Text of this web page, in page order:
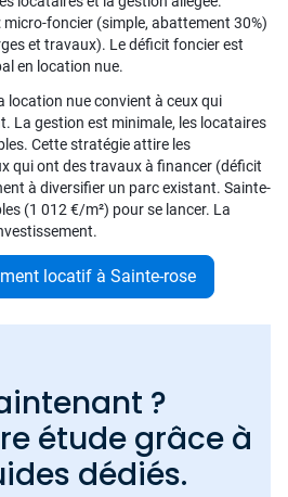
foncier (simple, abattement 30%)
et travaux). Le déficit foncier est
en location nue.
location nue convient à ceux qui
La gestion est minimale, les locataires
Cette stratégie attire les
qui ont des travaux à financer (déficit
à diversifier un parc existant. Sainte-
(1 012 €/m²) pour se lancer. La
locatif à Sainte-rose
?
étude grâce à
dédiés.